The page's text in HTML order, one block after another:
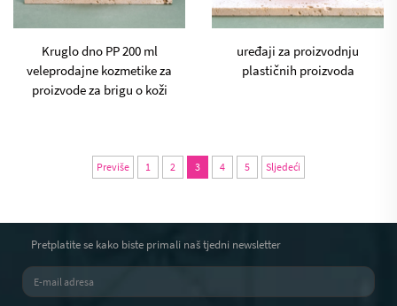
Kruglo dno PP 200 ml
veleprodajne kozmetike za
proizvode za brigu o koži
uređaji za proizvodnju
plastičnih proizvoda
Previše 1 2 3 4 5 Sljedeći
Pretplatite se kako biste primali naš tjedni newsletter